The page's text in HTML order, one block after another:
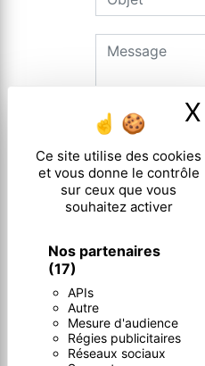
Ce site utilise des cookies
et vous donne le contrôle
sur ceux que vous
souhaitez activer
Nos partenaires
(17)
APIs
Autre
Mesure d'audience
Régies publicitaires
Réseaux sociaux
X
Combien font
En cochant